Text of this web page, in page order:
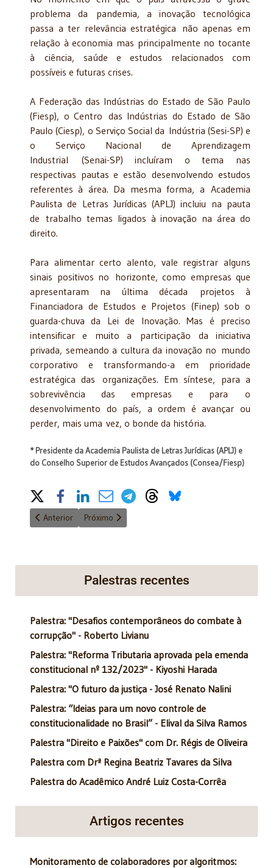
problema da pandemia, a inovação tecnológica
passa a ter relevância estratégica não apenas em
relação à economia mas principalmente no tocante
à ciência, saúde e estudos relacionados com
possíveis e futuras crises.
A Federação das Indústrias do Estado de São Paulo
(Fiesp), o Centro das Indústrias do Estado de São
Paulo (Ciesp), o Serviço Social da Indústria (Sesi-SP) e
o Serviço Nacional de Aprendizagem
Industrial (Senai-SP) incluíram o tema nas
respectivas pautas e estão desenvolvendo estudos
referentes à área. Da mesma forma, a Academia
Paulista de Letras Jurídicas (APLJ) incluiu na pauta
de trabalho temas ligados à inovação na área do
direito.
Para alimentar certo alento, vale registrar alguns
sinais positivos no horizonte, como empresas que
apresentaram na última década projetos à
Financiadora de Estudos e Projetos (Finep) sob o
guarda-chuva da Lei de Inovação. Mas é preciso
intensificar e muito a participação da iniciativa
privada, semeando a cultura da inovação no mundo
corporativo e transformando-a em prioridade
estratégica das organizações. Em síntese, para a
sobrevivência das empresas e para o
desenvolvimento do país, a ordem é avançar ou
perder, mais uma vez, o bonde da história.
* Presidente da Academia Paulista de Letras Jurídicas (APLJ) e
do Conselho Superior de Estudos Avançados (Consea/Fiesp)
Share on Social Media
Artigo anterior: Agosto de 1945
Anterior Próximo artigo: XI de Agosto de 1827 - XI de
Próximo
Palestras recentes
Palestra: "Desafios contemporâneos do combate à
corrupção" - Roberto Livianu
Palestra: "Reforma Tributaria aprovada pela emenda
constitucional nº 132/2023" - Kiyoshi Harada
Palestra: "O futuro da justiça - José Renato Nalini
Palestra: “Ideias para um novo controle de
constitucionalidade no Brasil” - Elival da Silva Ramos
Palestra "Direito e Paixões" com Dr. Régis de Oliveira
Palestra com Drª Regina Beatriz Tavares da Silva
Palestra do Acadêmico André Luiz Costa-Corrêa
Artigos recentes
Monitoramento de colaboradores por algoritmos: